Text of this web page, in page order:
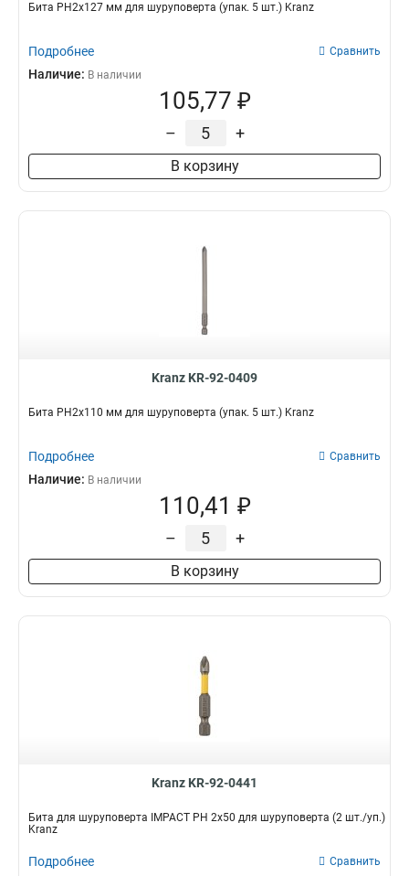
Бита PH2х127 мм для шуруповерта (упак. 5 шт.) Kranz
Подробнее Сравнить
Наличие: В наличии
105,77 ₽
– +
В корзину
Kranz KR-92-0409
Бита PH2х110 мм для шуруповерта (упак. 5 шт.) Kranz
Подробнее Сравнить
Наличие: В наличии
110,41 ₽
– +
В корзину
Kranz KR-92-0441
Бита для шуруповерта IMPACT PH 2x50 для шуруповерта (2 шт./уп.)
Kranz
Подробнее Сравнить